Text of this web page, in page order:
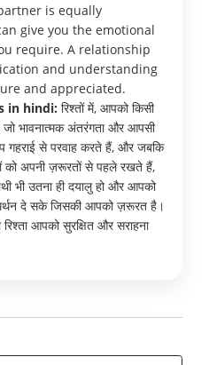
is equally
give you the emotional
require. A relationship
and understanding
and appreciated.
in hindi: रिश्तों में, आपको किसी
जो भावनात्मक अंतरंगता और आपसी
गहराई से परवाह करते हैं, और जबकि
अपनी ज़रूरतों से पहले रखते हैं,
भी उतना ही दयालु हो और आपको
दे सके जिसकी आपको ज़रूरत है।
आपको सुरक्षित और सराहना